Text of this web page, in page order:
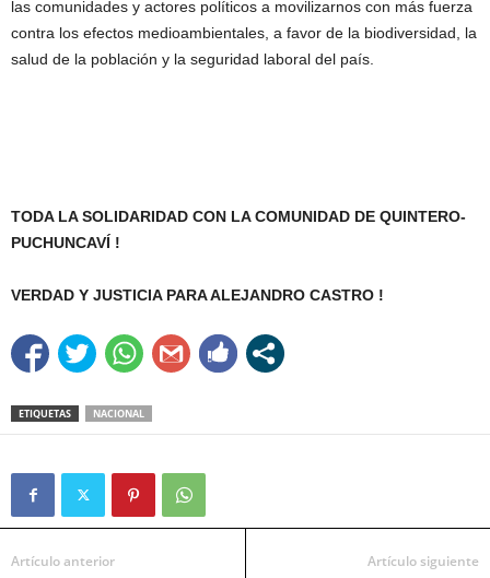
las comunidades y actores políticos a movilizarnos con más fuerza
contra los efectos medioambientales, a favor de la biodiversidad, la
salud de la población y la seguridad laboral del país.
TODA LA SOLIDARIDAD CON LA COMUNIDAD DE QUINTERO-
PUCHUNCAVÍ !
VERDAD Y JUSTICIA PARA ALEJANDRO CASTRO !
ETIQUETAS NACIONAL
Artículo anterior Artículo siguiente